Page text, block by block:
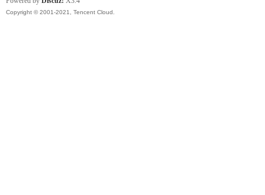
Copyright © 2001-2021, Tencent Cloud.